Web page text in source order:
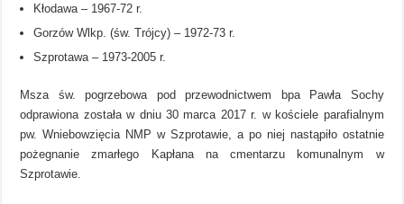
Kłodawa – 1967-72 r.
Gorzów Wlkp. (św. Trójcy) – 1972-73 r.
Szprotawa – 1973-2005 r.
Msza św. pogrzebowa pod przewodnictwem bpa Pawła Sochy
odprawiona została w dniu 30 marca 2017 r. w kościele parafialnym
pw. Wniebowzięcia NMP w Szprotawie, a po niej nastąpiło ostatnie
pożegnanie zmarłego Kapłana na cmentarzu komunalnym w
Szprotawie.